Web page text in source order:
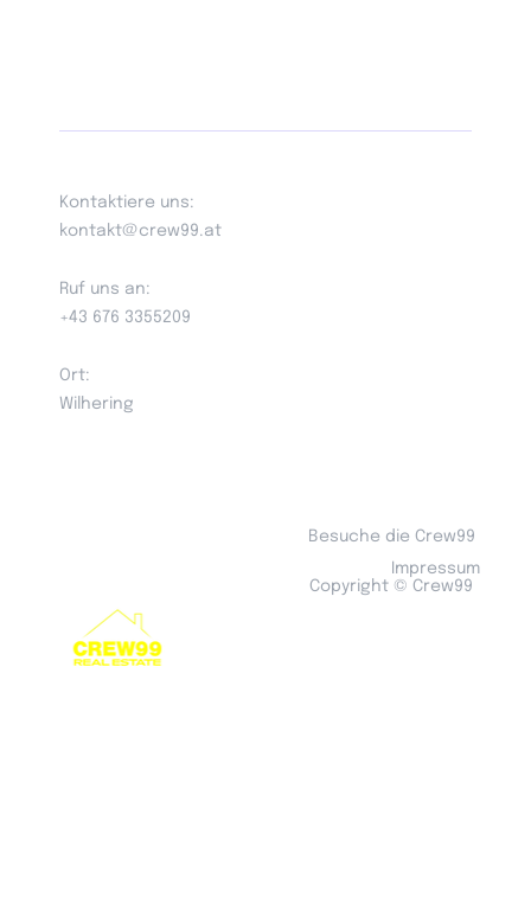
Kontaktiere uns:
kontakt@crew99.at
Ruf uns an:
+43 676 3355209
Ort:
Wilhering
Copyright © Crew99
Impressum
Besuche die Crew99